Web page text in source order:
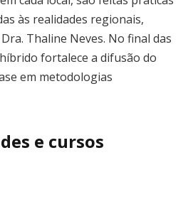
às realidades regionais,
Thaline Neves. No final das
fortalece a difusão do
em metodologias
e cursos